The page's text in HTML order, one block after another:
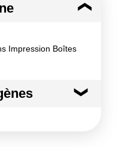
Impression Boîtes